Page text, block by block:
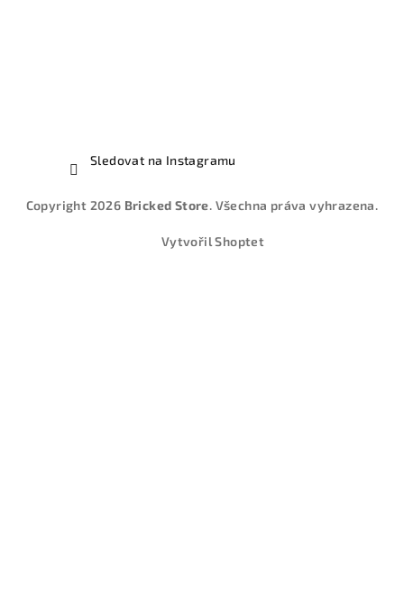
Sledovat na Instagramu
Copyright 2026 Bricked Store. Všechna práva vyhrazena.
Vytvořil Shoptet